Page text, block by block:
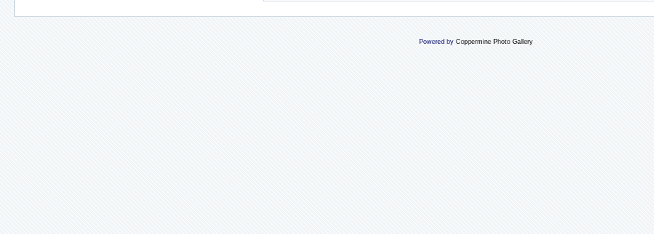
Powered by Coppermine Photo Gallery